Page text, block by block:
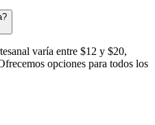
varía entre $12 y $20,
opciones para todos los